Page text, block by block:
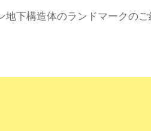
地下構造体のランドマークのご